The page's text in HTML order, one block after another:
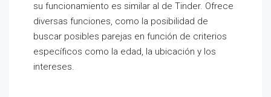
su funcionamiento es similar al de Tinder. Ofrece
diversas funciones, como la posibilidad de
buscar posibles parejas en función de criterios
específicos como la edad, la ubicación y los
intereses.